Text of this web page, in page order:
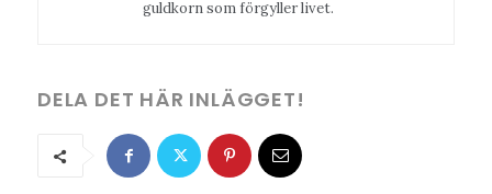
guldkorn som förgyller livet.
DELA DET HÄR INLÄGGET!